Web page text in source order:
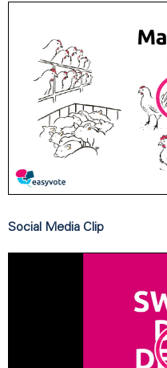
Social Media Clip